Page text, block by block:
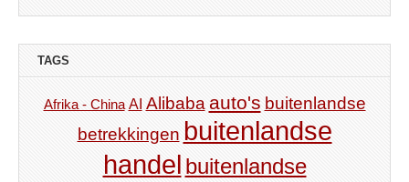
TAGS
Afrika - China AI Alibaba auto's buitenlandse
betrekkingen buitenlandse
handel buitenlandse